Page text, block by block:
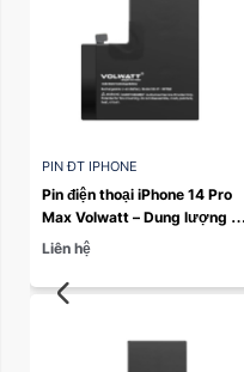
PIN ĐT IPHONE
Pin điện thoại iPhone 14 Pro
Max Volwatt – Dung lượng
4323mAh
Liên hệ